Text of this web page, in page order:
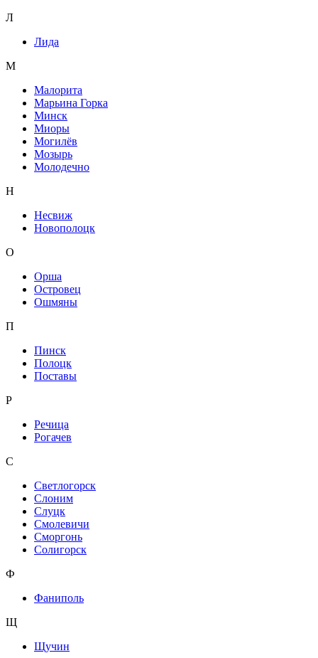
Л
Лида
М
Малорита
Марьина Горка
Минск
Миоры
Могилёв
Мозырь
Молодечно
Н
Несвиж
Новополоцк
О
Орша
Островец
Ошмяны
П
Пинск
Полоцк
Поставы
Р
Речица
Рогачев
С
Светлогорск
Слоним
Слуцк
Смолевичи
Сморгонь
Солигорск
Ф
Фаниполь
Щ
Щучин